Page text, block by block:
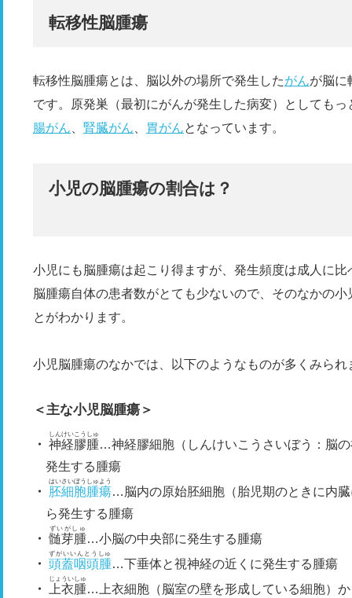
転移性脳腫瘍
転移性脳腫瘍とは、脳以外の場所で発生したがんが脳に
です。原発巣（最初にがんが発生した病変）としてもっ
腸がん
腎臓がん 胃がんとなっています。
小児の脳腫瘍の割合は？
小児にも脳腫瘍は起こり得ますが、発生頻度は成人に
脳腫瘍自体の患者数がとても少ないので、そのなかの
とがわかります。
小児脳腫瘍のなかでは、以下のようなものが多くみられ
＜主な小児脳腫瘍＞
神経膠腫
しんけいこうしゅ
…神経膠細胞（しんけいこうさいぼう：脳
発生する腫瘍
胚細胞腫瘍
はいさいぼうしゅよう
…脳内の原始胚細胞（胎児期のときに内
ら発生する腫瘍
髄芽腫
ずいがしゅ
…小脳の中央部に発生する腫瘍
頭蓋咽頭腫
ずがいいんとうしゅ
…下垂体と視神経の近くに発生する腫瘍
上衣腫
じょういしゅ
…上衣細胞（脳室の壁を形成している細胞）